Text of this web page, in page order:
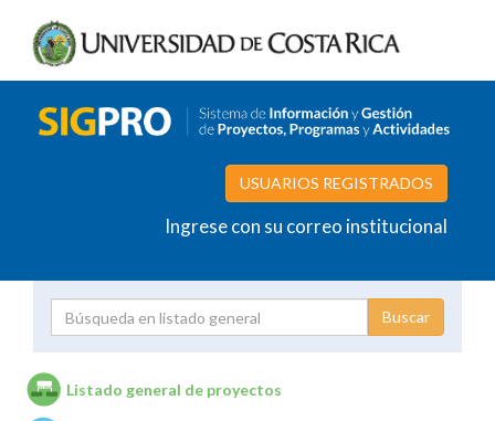
USUARIOS REGISTRADOS
Ingrese con su correo institucional
Listado general de proyectos